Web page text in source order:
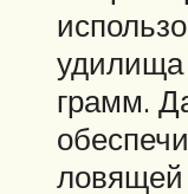
удилища
грамм.
ловящей